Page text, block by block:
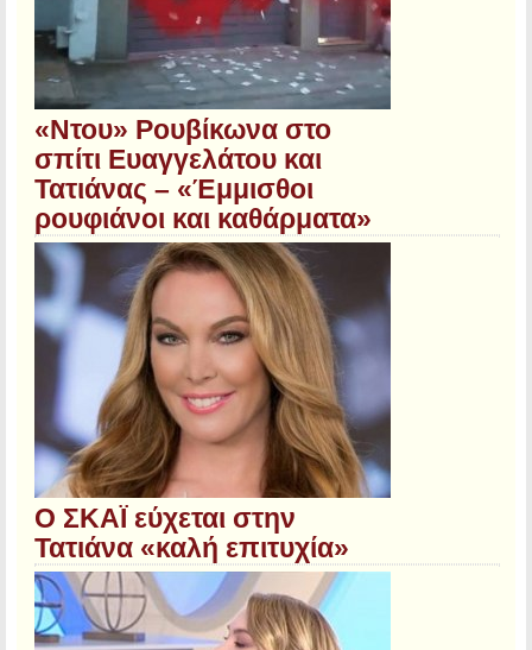
«Ντου» Ρουβίκωνα στο
σπίτι Ευαγγελάτου και
Τατιάνας – «Έμμισθοι
ρουφιάνοι και καθάρματα»
Ο ΣΚΑΪ εύχεται στην
Τατιάνα «καλή επιτυχία»